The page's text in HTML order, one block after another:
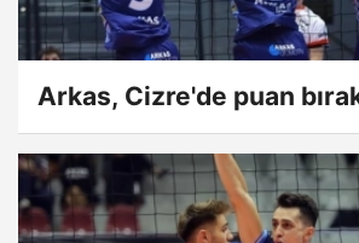
Arkas, Cizre'de puan